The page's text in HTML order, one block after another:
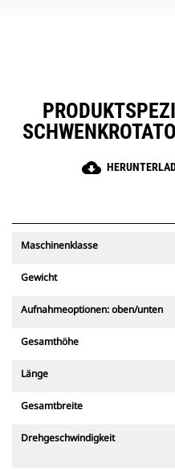
cloud_download
Maschinenklasse
Gewicht
Aufnahmeoptionen: oben/unten
Gesamthöhe
Länge
Gesamtbreite
Drehgeschwindigkeit